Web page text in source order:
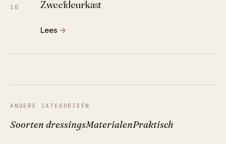
10 Zweefdeurkast
Lees →
ANDERE CATEGORIEËN
Soorten dressingsMaterialenPraktisch